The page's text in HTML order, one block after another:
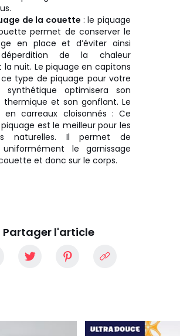
de la couette : le piquage
permet de conserver le
en place et d’éviter ainsi
de la chaleur
la nuit. Le piquage en capitons
type de piquage pour votre
synthétique optimisera son
thermique et son gonflant. Le
en carreaux cloisonnés : Ce
est le meilleur pour les
naturelles. Il permet de
le garnissage
et donc sur le corps.
Partager l'article